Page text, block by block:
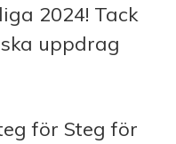
2024! Tack
uppdrag
för Steg för